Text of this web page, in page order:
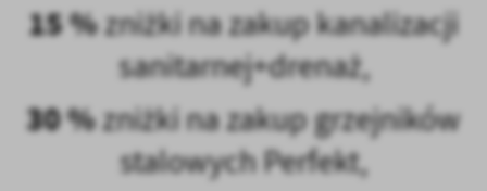
15 %zniżki na zakup kanalizacji
sanitarnej+drenaż,
30 %zniżki na zakup grzejników
stalowych Perfekt,